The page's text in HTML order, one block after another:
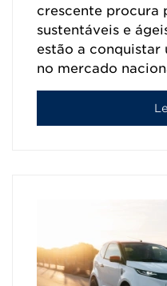
crescente procura
sustentáveis e
estão a conquistar
no mercado